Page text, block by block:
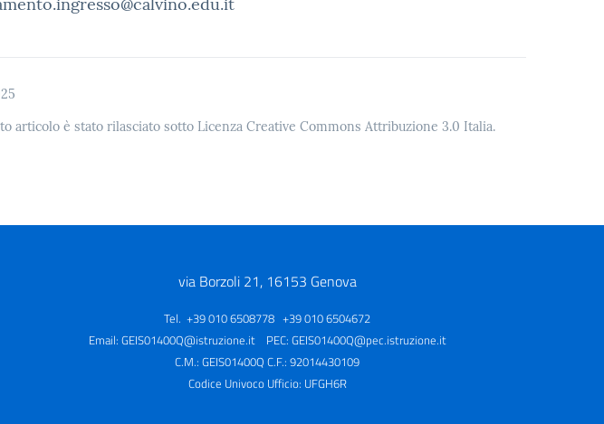
articolo è stato rilasciato sotto Licenza Creative Commons Attribuzione 3.0 Italia.
via Borzoli 21, 16153 Genova
Tel. +39 010 6508778 +39 010 6504672
Email: GEIS01400Q@istruzione.itPEC: GEIS01400Q@pec.istruzione.it
C.M.: GEIS01400Q C.F.: 92014430109
Codice Univoco Ufficio: UFGH6R